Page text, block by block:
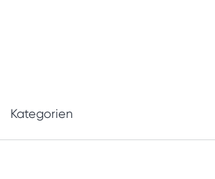
Kategorien